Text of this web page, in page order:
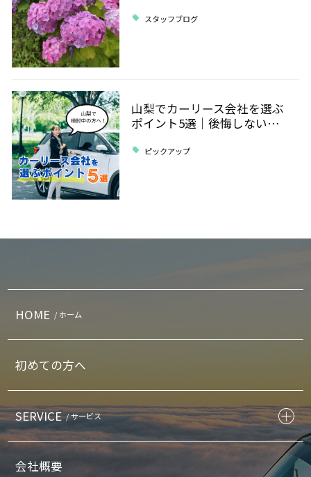
スタッフブログ
山梨でカーリース会社を選ぶ
ポイント5選｜後悔しない…
ピックアップ
HOME / ホーム
初めての方へ
SERVICE / サービス
会社概要